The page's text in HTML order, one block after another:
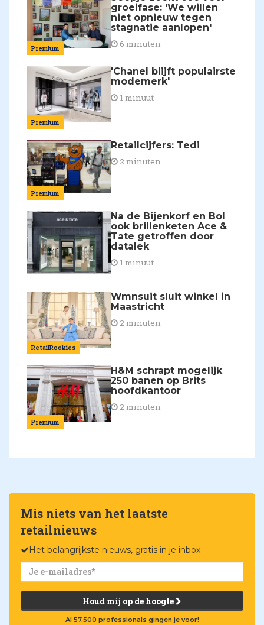
Premium
groeifase: 'We willen
niet opnieuw tegen
stagnatie aanlopen'
6 minuten
Premium
'Chanel blijft populairste
modemerk'
1 minuut
Premium
Retailcijfers: Tedi
2 minuten
Na de Bijenkorf en Bol
ook brillenketen Ace &
Tate getroffen door
datalek
1 minuut
RetailRookies
Wmnsuit sluit winkel in
Maastricht
2 minuten
Premium
H&M schrapt mogelijk
250 banen op Brits
hoofdkantoor
2 minuten
Mis niets van het laatste
retailnieuws
Het belangrijkste nieuws, gratis in je inbox
Houd mij op de hoogte
Al 57.500 professionals gingen je voor!